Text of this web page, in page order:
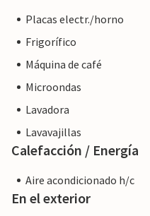
Placas electr./horno
Frigorífico
Máquina de café
Microondas
Lavadora
Lavavajillas
Calefacción / Energía
Aire acondicionado h/c
En el exterior